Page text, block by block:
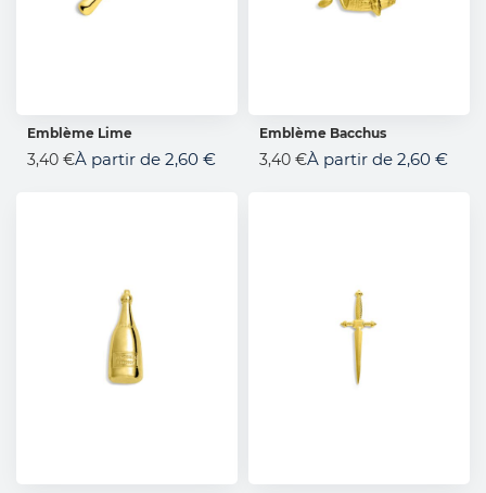
AJOUTER AU PANIER
Emblème Lime
3,40 €À partir de 2,60 €
AJOUTER AU PANIER
Emblème Bacchus
3,40 €À partir de 2,60 €